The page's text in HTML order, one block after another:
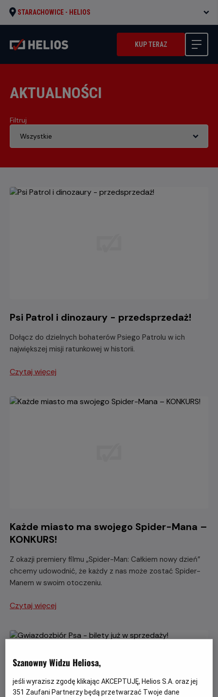
STARACHOWICE - HELIOS
KUP TERAZ
AKTUALNOŚCI
Filtruj
Psi Patrol i dinozaury - przedsprzedaż!
Dołącz do dzielnych bohaterów Psiego Patrolu w ich
największej misji ratunkowej w historii.
Czytaj więcej
Każde miasto ma swojego Spider-Mana –
KONKURS!
Z okazji premiery filmu „Spider-Man: Całkiem nowy dzień”
chcemy udowodnić, że każdy z nas może zostać Spider-
Manem w swoim otoczeniu.
Czytaj więcej
Szanowny Widzu Heliosa,
jeśli wyrazisz zgodę klikając AKCEPTUJĘ, Helios S.A. oraz jej
351 Zaufani Partnerzy będą przetwarzać Twoje dane